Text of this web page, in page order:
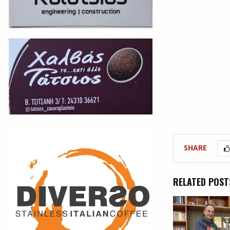
SHARE
RELATED